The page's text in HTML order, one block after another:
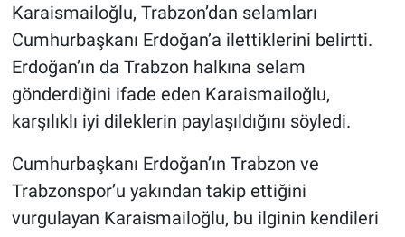
Karaismailoğlu, Trabzon’dan selamları
Cumhurbaşkanı Erdoğan’a ilettiklerini belirtti.
Erdoğan’ın da Trabzon halkına selam
gönderdiğini ifade eden Karaismailoğlu,
karşılıklı iyi dileklerin paylaşıldığını söyledi.
Cumhurbaşkanı Erdoğan’ın Trabzon ve
Trabzonspor’u yakından takip ettiğini
vurgulayan Karaismailoğlu, bu ilginin kendileri